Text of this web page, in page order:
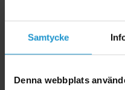
Samtycke
Denna webbplats